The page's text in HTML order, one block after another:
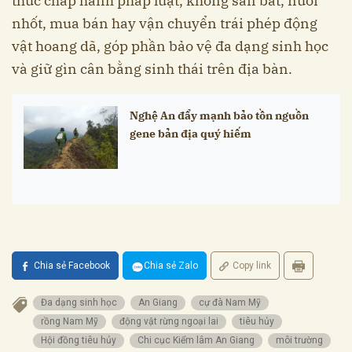
nhốt, mua bán hay vận chuyển trái phép động
vật hoang dã, góp phần bảo vệ đa dạng sinh học
và giữ gìn cân bằng sinh thái trên địa bàn.
Nghệ An đẩy mạnh bảo tồn nguồn
gene bản địa quý hiếm
Chia sẻ Facebook Chia sẻ Zalo Copy link
Đa dạng sinh học An Giang
cự đà Nam Mỹ
rồng Nam Mỹ
động vật rừng ngoại lai
tiêu hủy
Hội đồng tiêu hủy
Chi cục Kiểm lâm An Giang môi trường